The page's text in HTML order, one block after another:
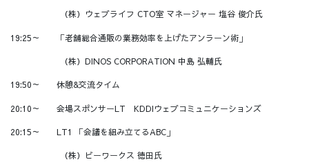
（株）ウェブライフ CTO室 マネージャー 塩谷 俊介氏
19:25～ 「老舗総合通販の業務効率を上げたアンラーン術」
（株）DINOS CORPORATION 中島 弘輔氏
19:50～ 休憩&交流タイム
20:10～ 会場スポンサーLT KDDIウェブコミュニケーションズ
20:15～ LT1 「会議を組み立てるABC」
（株）ビーワークス 徳田氏